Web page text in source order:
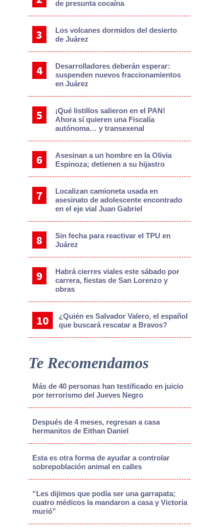
de presunta cocaína
Los volcanes dormidos del desierto
de Juárez
Desarrolladores deberán esperar:
suspenden nuevos fraccionamientos
en Juárez
¡Qué listillos salieron en el PAN!
Ahora sí quieren una Fiscalía
autónoma… y transexenal
Asesinan a un hombre en la Olivia
Espinoza; detienen a su hijastro
Localizan camioneta usada en
asesinato de adolescente encontrado
en el eje vial Juan Gabriel
Sin fecha para reactivar el TPU en
Juárez
Habrá cierres viales este sábado por
carrera, fiestas de San Lorenzo y
obras
¿Quién es Salvador Valero, el español
que buscará rescatar a Bravos?
Te Recomendamos
Más de 40 personas han testificado en juicio
por terrorismo del Jueves Negro
Después de 4 meses, regresan a casa
hermanitos de Eithan Daniel
Esta es otra forma de ayudar a controlar
sobrepoblación animal en calles
“Les dijimos que podía ser una garrapata;
cuatro médicos la mandaron a casa y Victoria
murió”